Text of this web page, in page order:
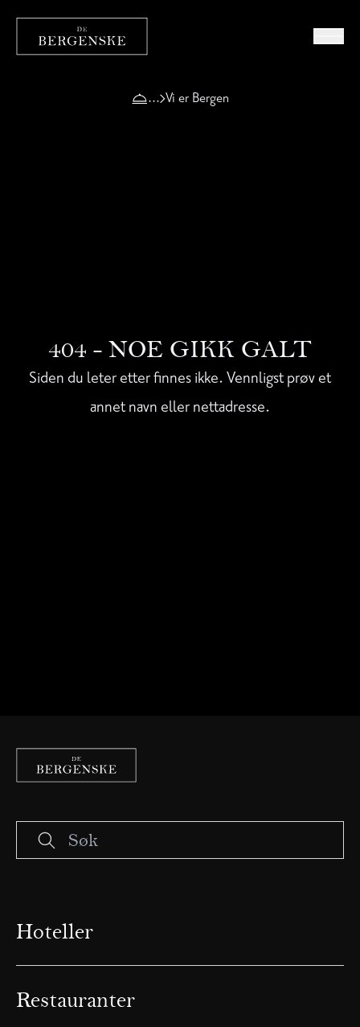
Vi er Bergen
404 - NOE GIKK GALT
Siden du leter etter finnes ikke. Vennligst prøv et
annet navn eller nettadresse.
Hoteller
Restauranter